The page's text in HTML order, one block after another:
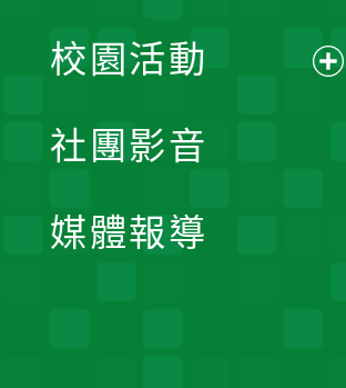
開
校園活動
社團影音
媒體報導